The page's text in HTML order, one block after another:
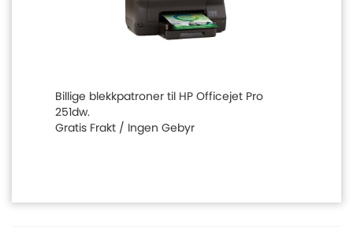
Billige blekkpatroner til HP Officejet Pro
251dw.
Gratis Frakt / Ingen Gebyr